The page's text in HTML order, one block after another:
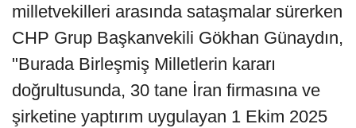
milletvekilleri arasında sataşmalar sürerken
CHP Grup Başkanvekili Gökhan Günaydın,
"Burada Birleşmiş Milletlerin kararı
doğrultusunda, 30 tane İran firmasına ve
şirketine yaptırım uygulayan 1 Ekim 2025